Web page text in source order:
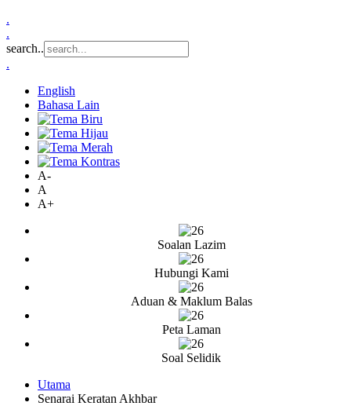
.
.
search..
.
English
Bahasa Lain
A-
A
A+
Soalan Lazim
Hubungi Kami
Aduan & Maklum Balas
Peta Laman
Soal Selidik
Utama
Senarai Keratan Akhbar